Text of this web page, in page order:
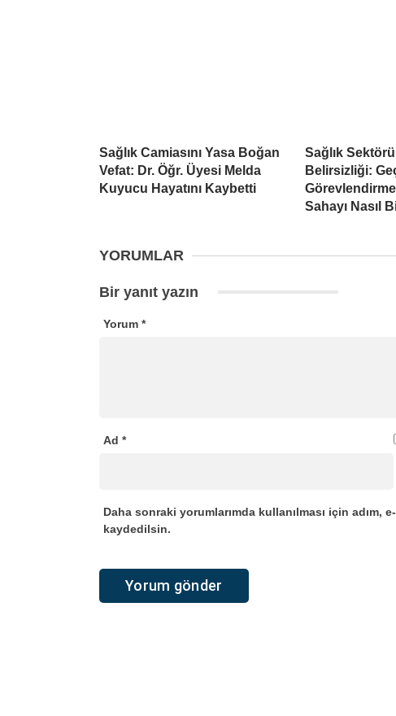
Sağlık Camiasını Yasa Boğan
Vefat: Dr. Öğr. Üyesi Melda
Kuyucu Hayatını Kaybetti
Sağlık
Belirsizliği:
Sahayı Nasıl
YORUMLAR
Bir yanıt yazın
Yorum *
Ad *
Daha sonraki yorumlarımda kullanılması için adım,
kaydedilsin.